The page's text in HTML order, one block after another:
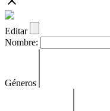
Editar
Nombre:
Géneros